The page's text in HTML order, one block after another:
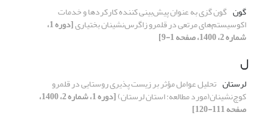
گون گون گزی به عنوان پیش‌بینی کننده کارکردها و خدمات
اکوسیستم‌های مرتعی در قلمرو زاگرس‌نشینان بختیاری [دوره 1،
شماره 2، 1400، صفحه 1-9]
ل
لرستان تحلیل عوامل مؤثر بر زیست پذیری روستایی در قلمرو
کوچ‌نشینان(مورد مطالعه: استان لرستان) [دوره 1، شماره 2، 1400،
صفحه 111-120]